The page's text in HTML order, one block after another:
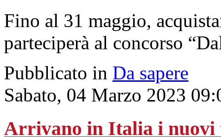
Fino al 31 maggio,
parteciperà al concorso
Pubblicato in Da sapere
Sabato, 04 Marzo 2023
Arrivano in Italia i